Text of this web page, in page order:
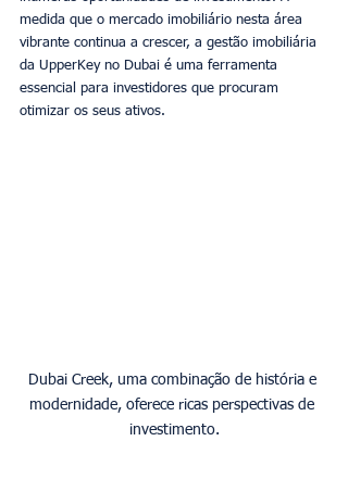
medida que o mercado imobiliário nesta área
vibrante continua a crescer, a gestão imobiliária
da UpperKey no Dubai é uma ferramenta
essencial para investidores que procuram
otimizar os seus ativos.
Dubai Creek, uma combinação de história e
modernidade, oferece ricas perspectivas de
investimento.